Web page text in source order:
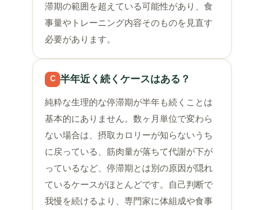
滞期の範囲を超えている可能性があり、食
事量やトレーニング内容そのものを見直す
必要があります。
C 半年近く続くケースはある？
純粋な生理的な停滞期が半年も続くことは
基本的にありません。数ヶ月単位で変わら
ない場合は、摂取カロリーが知らないうち
に戻っている、筋肉量が落ちて代謝が下が
っているなど、停滞期とは別の原因が隠れ
ているケースがほとんどです。自己判断で
我慢を続けるより、専門家に体組成や食事